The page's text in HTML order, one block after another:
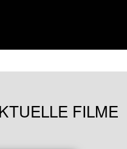
FILME